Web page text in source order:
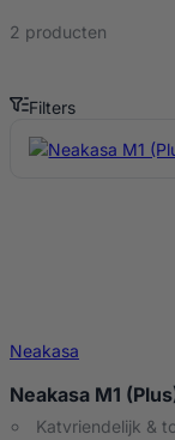
2 producten
Filters
Neakasa
Neakasa
Neakasa M1
Katvriendelijk &